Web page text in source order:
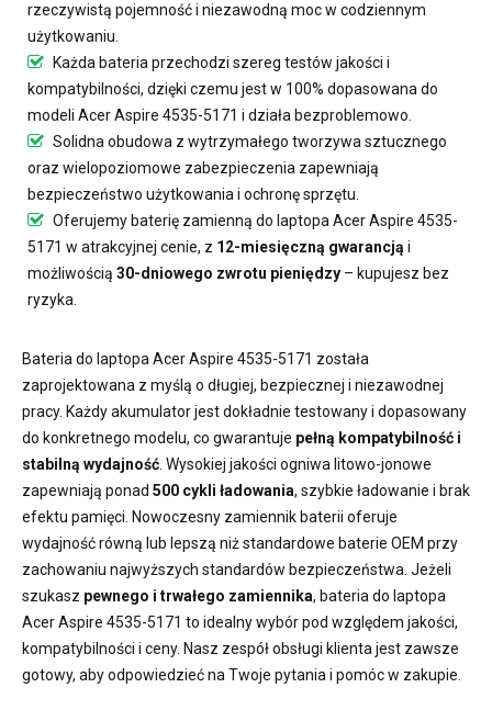
rzeczywistą pojemność i niezawodną moc w codziennym
użytkowaniu.
Każda bateria przechodzi szereg testów jakości i
kompatybilności, dzięki czemu jest w 100% dopasowana do
modeli Acer Aspire 4535-5171 i działa bezproblemowo.
Solidna obudowa z wytrzymałego tworzywa sztucznego
oraz wielopoziomowe zabezpieczenia zapewniają
bezpieczeństwo użytkowania i ochronę sprzętu.
Oferujemy baterię zamienną do laptopa Acer Aspire 4535-
5171 w atrakcyjnej cenie, z 12-miesięczną gwarancją i
możliwością 30-dniowego zwrotu pieniędzy – kupujesz bez
ryzyka.
Bateria do laptopa Acer Aspire 4535-5171 została
zaprojektowana z myślą o długiej, bezpiecznej i niezawodnej
pracy. Każdy akumulator jest dokładnie testowany i dopasowany
do konkretnego modelu, co gwarantuje pełną kompatybilność i
stabilną wydajność . Wysokiej jakości ogniwa litowo-jonowe
zapewniają ponad 500 cykli ładowania, szybkie ładowanie i brak
efektu pamięci. Nowoczesny zamiennik baterii oferuje
wydajność równą lub lepszą niż standardowe baterie OEM przy
zachowaniu najwyższych standardów bezpieczeństwa. Jeżeli
szukasz pewnego i trwałego zamiennika, bateria do laptopa
Acer Aspire 4535-5171 to idealny wybór pod względem jakości,
kompatybilności i ceny. Nasz zespół obsługi klienta jest zawsze
gotowy, aby odpowiedzieć na Twoje pytania i pomóc w zakupie.